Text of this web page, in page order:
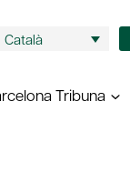
Català
Tribuna